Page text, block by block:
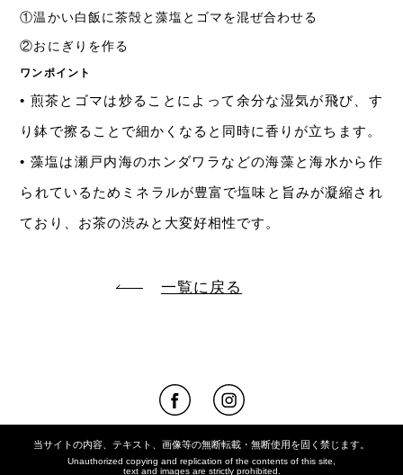
①温かい白飯に茶殻と藻塩とゴマを混ぜ合わせる
②おにぎりを作る
ワンポイント
• 煎茶とゴマは炒ることによって余分な湿気が飛び、す
り鉢で擦ることで細かくなると同時に香りが立ちます。
• 藻塩は瀬戸内海のホンダワラなどの海藻と海水から作
られているためミネラルが豊富で塩味と旨みが凝縮され
ており、お茶の渋みと大変好相性です。
一覧に戻る
当サイトの内容、テキスト、画像等の無断転載・無断使用を固く禁じます。
Unauthorized copying and replication of the contents of this site,
text and images are strictly prohibited.